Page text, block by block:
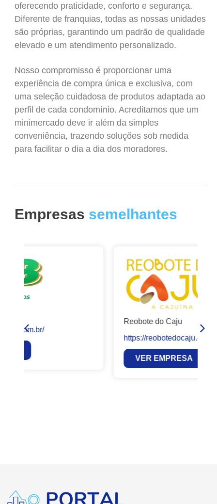
oferecendo praticidade, conforto e segurança.
Diferente de franquias, todas as nossas unidades
são próprias, garantindo um padrão de qualidade
elevado e um atendimento personalizado.
Nosso compromisso é proporcionar uma
experiência de compra única e exclusiva, com
uma seleção cuidadosa de produtos adaptada ao
perfil de cada condomínio. Acreditamos que um
minimercado deve ir além da simples
conveniência, trazendo soluções sob medida
para facilitar o dia a dia dos moradores.
Empresas semelhantes
https://reobotedocaju.com.br/